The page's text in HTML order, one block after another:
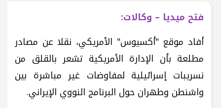
فتح ميديا – وكالات:
أفاد موقع "أكسيوس" الأمريكي، نقلا عن مصادر
مطلعة بأن الإدارة الأمريكية تشعر بالقلق من
تسريبات إسرائيلية لمفاوضات غير مباشرة بين
واشنطن وطهران حول البرنامج النووي الإيراني.